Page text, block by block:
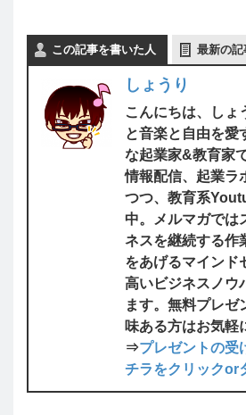
この記事を書いた人 最新の記
しょうり
こんにちは、しょ
と音楽と自由を愛
な起業家&教育家
情報配信、起業ラ
つつ、教育系
中。メルマガでは
ネスを継続する作
をあげるマインド
高いビジネスノウ
ます。無料プレゼ
味ある方はお気軽
⇒プレゼントの受
チラをクリックor